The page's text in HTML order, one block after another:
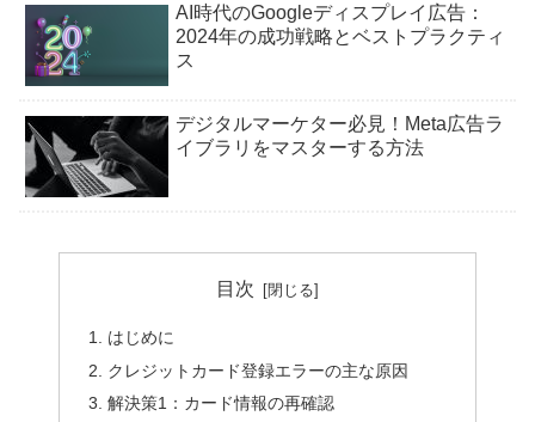
AI時代のGoogleディスプレイ広告：
2024年の成功戦略とベストプラクティ
ス
デジタルマーケター必見！Meta広告ラ
イブラリをマスターする方法
目次
はじめに
クレジットカード登録エラーの主な原因
解決策1：カード情報の再確認